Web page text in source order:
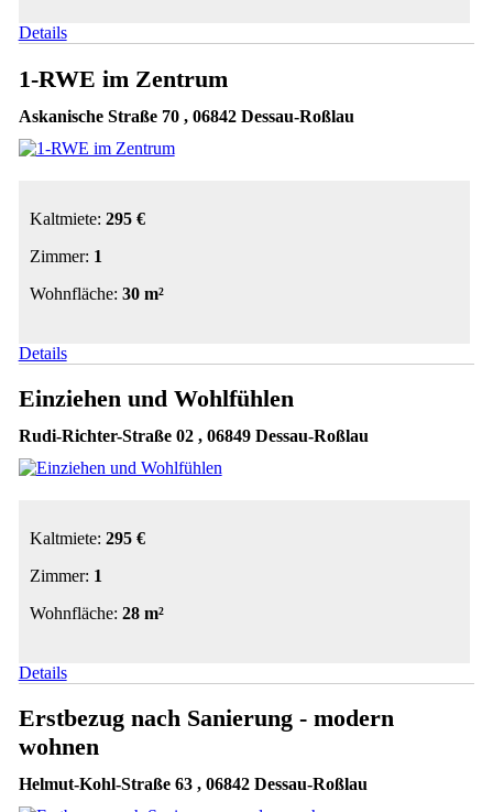
Details
1-RWE im Zentrum
Askanische Straße 70 , 06842 Dessau-Roßlau
Kaltmiete: 295 €
Zimmer: 1
Wohnfläche: 30 m²
Details
Einziehen und Wohlfühlen
Rudi-Richter-Straße 02 , 06849 Dessau-Roßlau
Kaltmiete: 295 €
Zimmer: 1
Wohnfläche: 28 m²
Details
Erstbezug nach Sanierung - modern
wohnen
Helmut-Kohl-Straße 63 , 06842 Dessau-Roßlau